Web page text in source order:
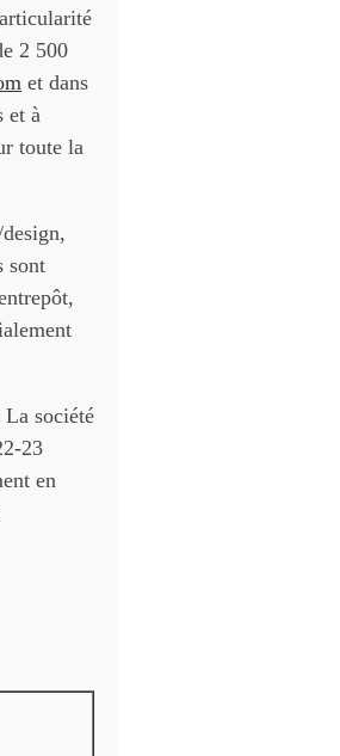
2 500
et dans
et à
toute la
sont
société
23
en